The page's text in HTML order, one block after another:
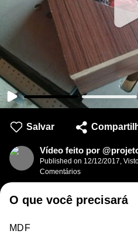
Salvar
Vídeo feito por
Published on 12/12/2017,
Comentários
O que você precisará
MDF